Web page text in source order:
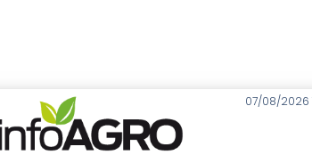
07/08/2026